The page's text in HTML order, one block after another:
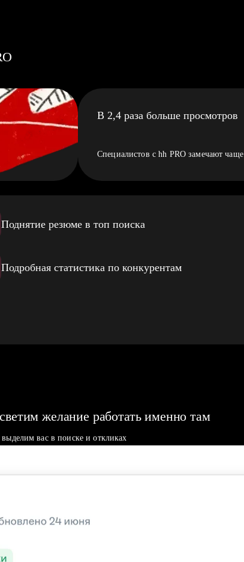
В 2,4 раза больше просмотров
Специалистов с hh PRO замечают чаще
Поднятие резюме в топ поиска
Подробная статистика по конкурентам
желание работать именно там
вас в поиске и откликах